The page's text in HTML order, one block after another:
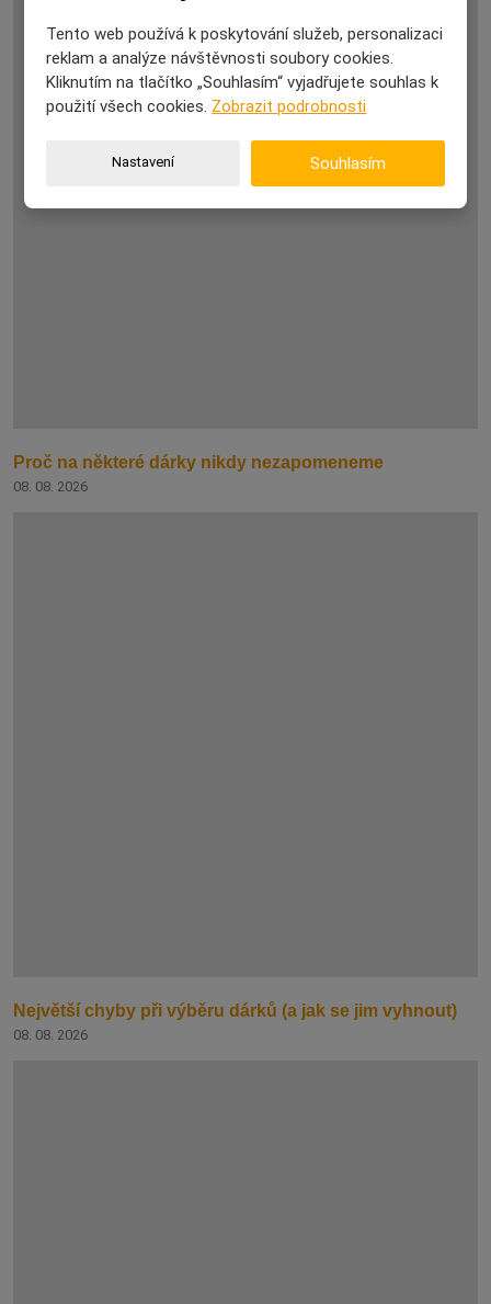
Proč na některé dárky nikdy nezapomeneme
08. 08. 2026
Největší chyby při výběru dárků (a jak se jim vyhnout)
08. 08. 2026
Tento web používá k poskytování služeb, personalizaci
reklam a analýze návštěvnosti soubory cookies.
Kliknutím na tlačítko „Souhlasím“ vyjadřujete souhlas k
použití všech cookies. Zobrazit podrobnosti
Nastavení Souhlasím